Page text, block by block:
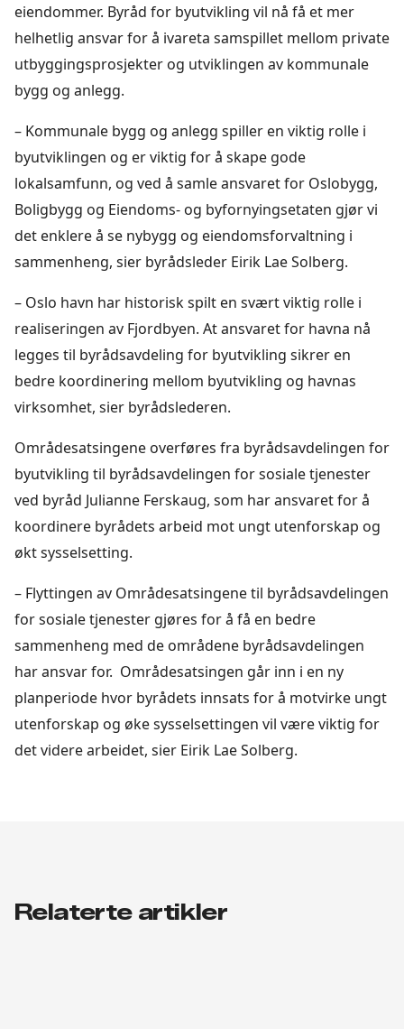
eiendommer. Byråd for byutvikling vil nå få et mer
helhetlig ansvar for å ivareta samspillet mellom private
utbyggingsprosjekter og utviklingen av kommunale
bygg og anlegg.
– Kommunale bygg og anlegg spiller en viktig rolle i
byutviklingen og er viktig for å skape gode
lokalsamfunn, og ved å samle ansvaret for Oslobygg,
Boligbygg og Eiendoms- og byfornyingsetaten gjør vi
det enklere å se nybygg og eiendomsforvaltning i
sammenheng, sier byrådsleder Eirik Lae Solberg.
– Oslo havn har historisk spilt en svært viktig rolle i
realiseringen av Fjordbyen. At ansvaret for havna nå
legges til byrådsavdeling for byutvikling sikrer en
bedre koordinering mellom byutvikling og havnas
virksomhet, sier byrådslederen.
Områdesatsingene overføres fra byrådsavdelingen for
byutvikling til byrådsavdelingen for sosiale tjenester
ved byråd Julianne Ferskaug, som har ansvaret for å
koordinere byrådets arbeid mot ungt utenforskap og
økt sysselsetting.
– Flyttingen av Områdesatsingene til byrådsavdelingen
for sosiale tjenester gjøres for å få en bedre
sammenheng med de områdene byrådsavdelingen
har ansvar for. Områdesatsingen går inn i en ny
planperiode hvor byrådets innsats for å motvirke ungt
utenforskap og øke sysselsettingen vil være viktig for
det videre arbeidet, sier Eirik Lae Solberg.
Relaterte artikler